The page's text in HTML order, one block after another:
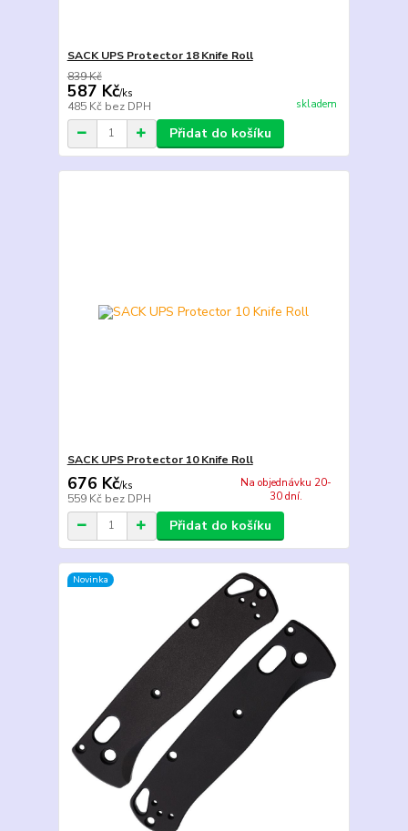
SACK UPS Protector 18 Knife Roll
839 Kč
587 Kč/ks
485 Kč bez DPH skladem
Přidat do košíku
SACK UPS Protector 10 Knife Roll
676 Kč/ks
559 Kč bez DPH
Na objednávku 20-
30 dní.
Přidat do košíku
Novinka